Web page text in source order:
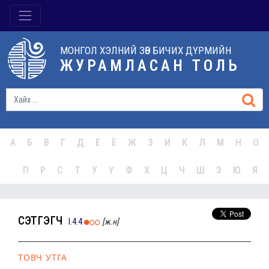
МОНГОЛ ХЭЛНИЙ ЗӨВ БИЧИХ ДҮРМИЙН
ЖУРАМЛАСАН ТОЛЬ
А Б В Г Д Е Ё Ж З И К Л М Н О
П Р С Т У Ү Ф Х Ц Ч Ш Э Ю Я
сэтгэгч I.4.4 [ж.н]
ТОВЧ УТГА